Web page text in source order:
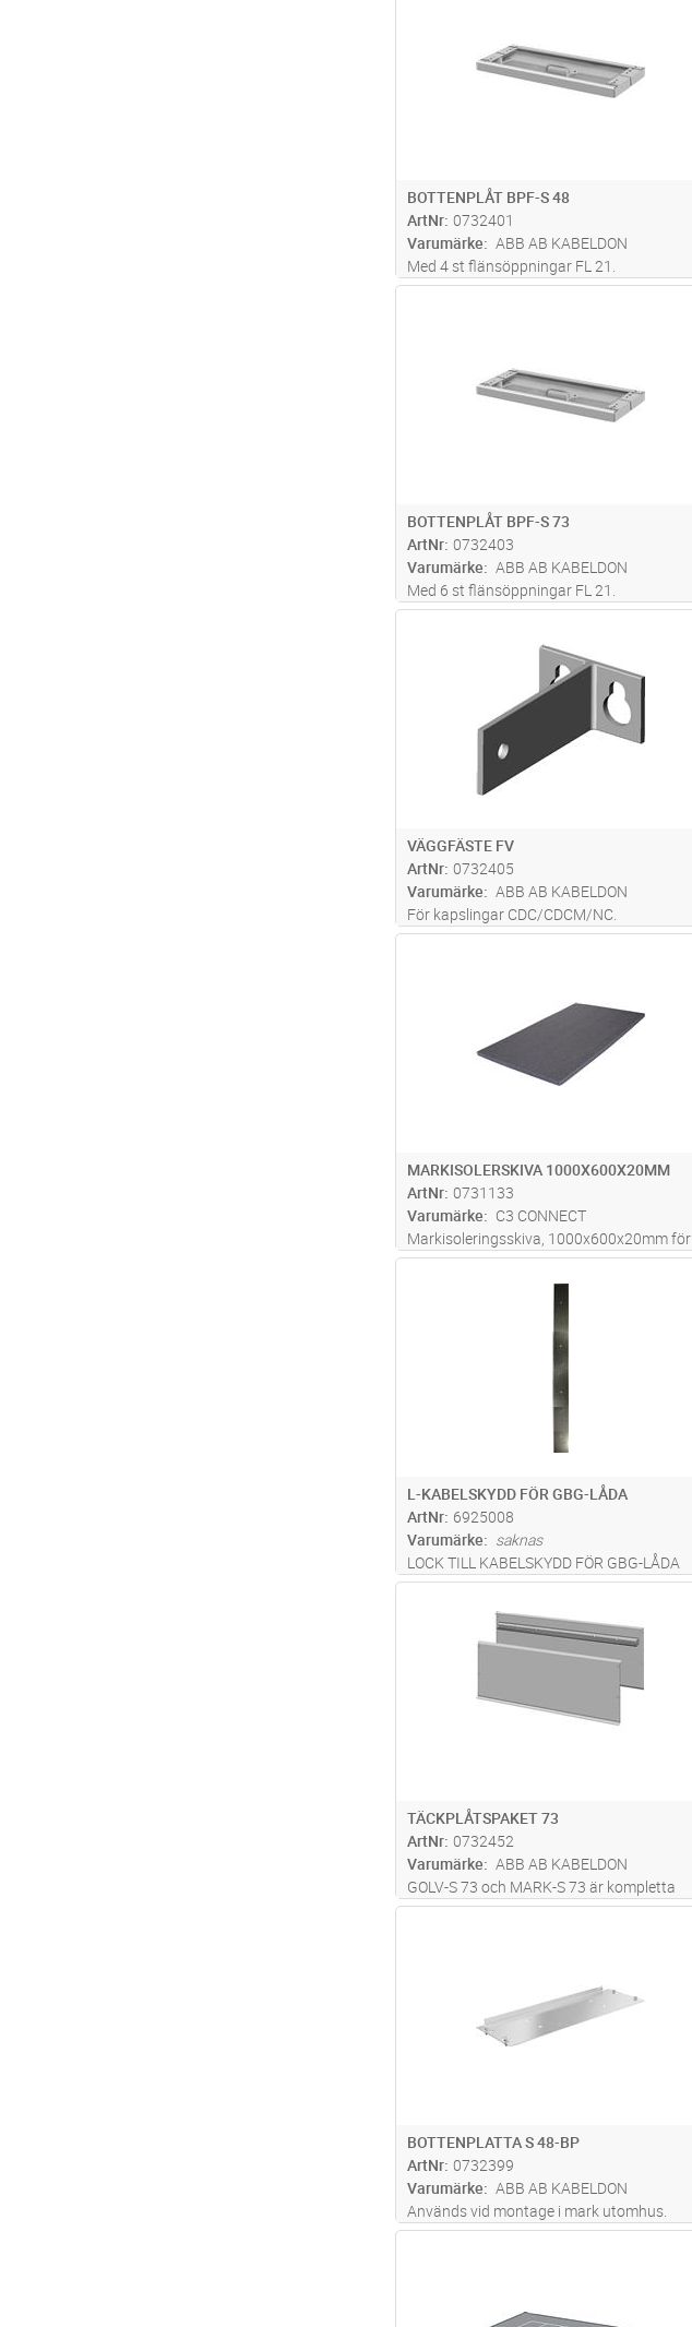
BOTTENPLÅT BPF-S 48
ArtNr 0732401
Varumärke
ABB AB KABELDON
Med 4 st flänsöppningar FL 21.
BOTTENPLÅT BPF-S 73
ArtNr 0732403
Varumärke
ABB AB KABELDON
Med 6 st flänsöppningar FL 21.
VÄGGFÄSTE FV
ArtNr 0732405
Varumärke
ABB AB KABELDON
För kapslingar CDC/CDCM/NC.
MARKISOLERSKIVA 1000X600X20MM
ArtNr 0731133
Varumärke
C3 CONNECT
Markisoleringsskiva, 1000x600x20mm för
tätning av alla skåpstyper
Lägg i kundvagn
L-KABELSKYDD FÖR GBG-LÅDA
ArtNr 6925008
Varumärke
saknas
LOCK TILL KABELSKYDD FÖR GBG-LÅDA
TÄCKPLÅTSPAKET 73
ArtNr 0732452
Varumärke
ABB AB KABELDON
GOLV-S 73 och MARK-S 73 är kompletta
fundament till kapsling SDC/SDCM 73 för
BOTTENPLATTA S 48-BP
ArtNr 0732399
Varumärke
ABB AB KABELDON
Används vid montage i mark utomhus.